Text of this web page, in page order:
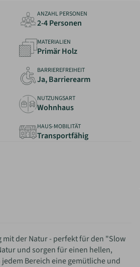
ANZAHL PERSONEN
2-4 Personen
MATERIALIEN
Primär Holz
BARRIEREFREIHEIT
Ja, Barrierearm
NUTZUNGSART
Wohnhaus
HAUS-MOBILITÄT
Transportfähig
mit der Natur - perfekt für den "Slow
und sorgen für einen hellen,
Bereich eine gemütliche und